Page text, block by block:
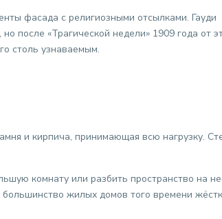
фасада с религиозными отсылками. Гауди
после «Трагической недели» 1909 года от
столь узнаваемым.
и кирпича, принимающая всю нагрузку.
комнату или разбить пространство на
жилых домов того времени